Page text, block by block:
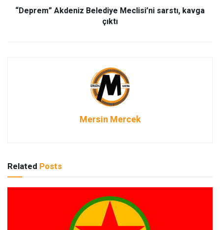
“Deprem” Akdeniz Belediye Meclisi’ni sarstı, kavga
çıktı
Mersin Mercek
Related Posts